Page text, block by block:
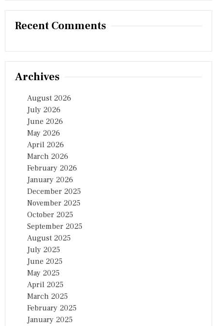
Recent Comments
Archives
August 2026
July 2026
June 2026
May 2026
April 2026
March 2026
February 2026
January 2026
December 2025
November 2025
October 2025
September 2025
August 2025
July 2025
June 2025
May 2025
April 2025
March 2025
February 2025
January 2025